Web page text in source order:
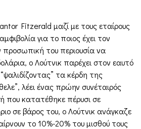
Fitzerald μαζί με τους εταίρους
για το ποιος έχει τον
προσωπική του περιουσία να
ο Λούτνικ παρέχει στον εαυτό
τα κέρδη της
λέει ένας πρώην συνέταιρός
που κατατέθηκε πέρυσι σε
σε βάρος του, ο Λούτνικ ανάγκαζε
το 10%-20% του μισθού τους